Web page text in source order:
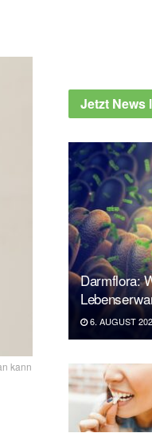
kann
Jetzt News
Darmflora:
6. AUGUST